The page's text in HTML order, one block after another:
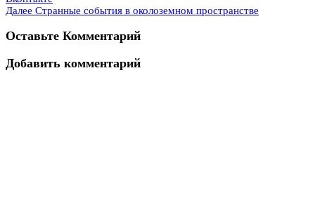
Далее Странные события в околоземном пространстве
Оставьте Комментарий
Добавить комментарий